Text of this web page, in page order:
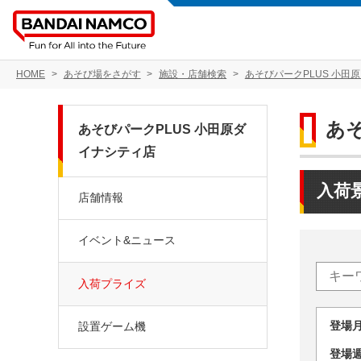
HOME あそび場をさがす 施設・店舗検索 あそびパークPLUS 小田
あ
入荷
登
登
あそびパークPLUS 小田原ダ
イナシティ店
店舗情報
イベント&ニュース
入荷プライズ
設置ゲーム機